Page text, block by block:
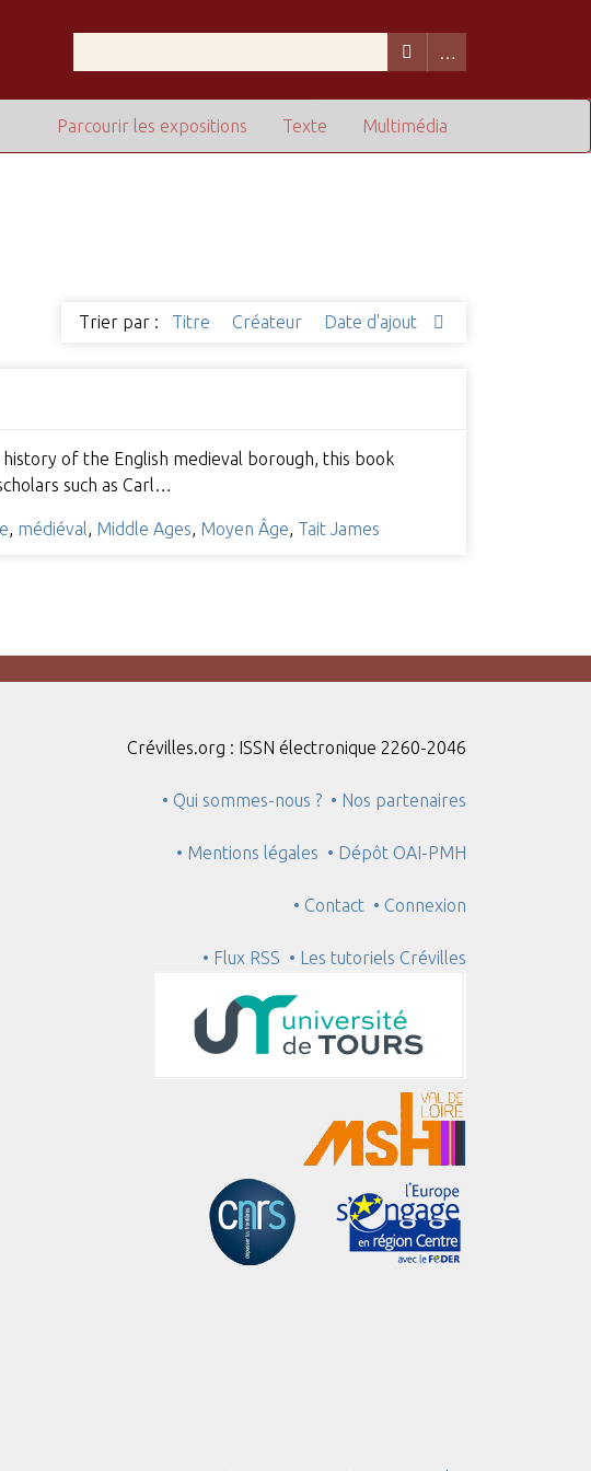
Multimédia
Texte
Parcourir les expositions
Trier par : Titre Créateur Date d'ajout
of the English medieval borough, this book
such as Carl…
médiéval Middle Ages Moyen Âge Tait James
Crévilles.org : ISSN électronique 2260-2046
• Qui sommes-nous ? • Nos partenaires
• Mentions légales • Dépôt OAI-PMH
• Contact • Connexion
• Flux RSS • Les tutoriels Crévilles